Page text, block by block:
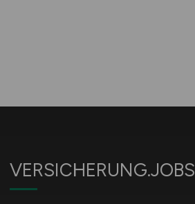
VERSICHERUNG.JOBS